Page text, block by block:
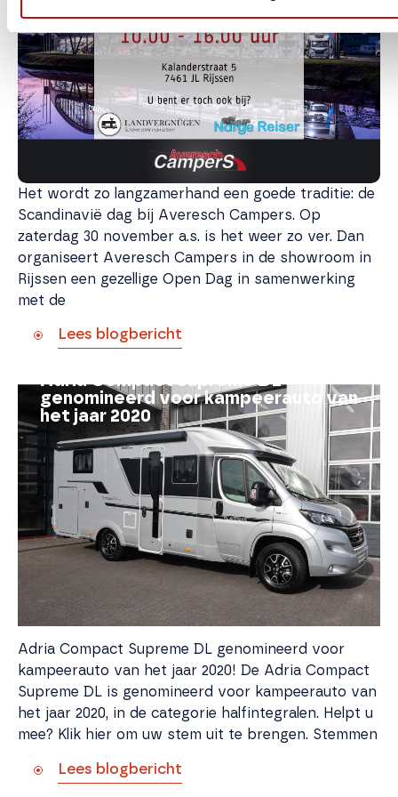
Het wordt zo langzamerhand een goede traditie: de
Scandinavië dag bij Averesch Campers. Op
zaterdag 30 november a.s. is het weer zo ver. Dan
organiseert Averesch Campers in de showroom in
Rijssen een gezellige Open Dag in samenwerking
met de
Lees blogbericht
Adria Compact Supreme DL
genomineerd voor kampeerauto van
het jaar 2020
Adria Compact Supreme DL genomineerd voor
kampeerauto van het jaar 2020! De Adria Compact
Supreme DL is genomineerd voor kampeerauto van
het jaar 2020, in de categorie halfintegralen. Helpt u
mee? Klik hier om uw stem uit te brengen. Stemmen
Lees blogbericht